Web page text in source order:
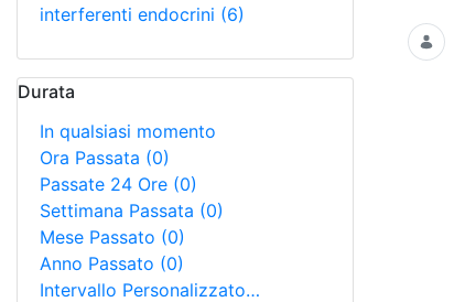
interferenti endocrini (6)
Durata
In qualsiasi momento
Ora Passata (0)
Passate 24 Ore (0)
Settimana Passata (0)
Mese Passato (0)
Anno Passato (0)
Intervallo Personalizzato…